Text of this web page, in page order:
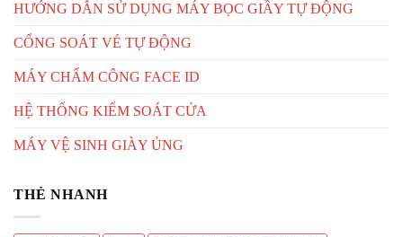
HƯỚNG DẪN SỬ DỤNG MÁY BỌC GIẦY TỰ ĐỘNG
CỔNG SOÁT VÉ TỰ ĐỘNG
MÁY CHẤM CÔNG FACE ID
HỆ THỐNG KIỂM SOÁT CỬA
MÁY VỆ SINH GIÀY ỦNG
THẺ NHANH